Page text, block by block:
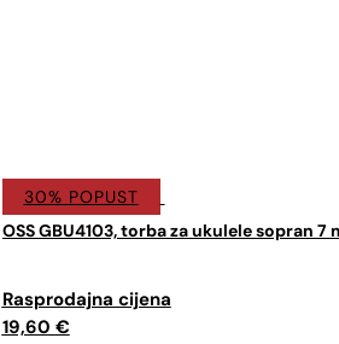
30% POPUST
OSS GBU4103, torba za ukulele sopran 7
Izvorna
cijena
19,60 €
Trenutna
cijena